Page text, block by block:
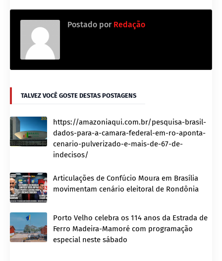
Postado por Redação
TALVEZ VOCÊ GOSTE DESTAS POSTAGENS
https://amazoniaqui.com.br/pesquisa-brasil-
dados-para-a-camara-federal-em-ro-aponta-
cenario-pulverizado-e-mais-de-67-de-
indecisos/
Articulações de Confúcio Moura em Brasília
movimentam cenário eleitoral de Rondônia
Porto Velho celebra os 114 anos da Estrada de
Ferro Madeira-Mamoré com programação
especial neste sábado